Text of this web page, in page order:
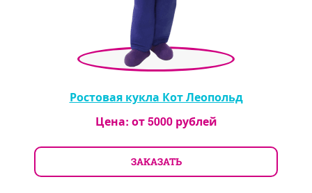
Ростовая кукла Кот Леопольд
Цена: от5000рублей
ЗАКАЗАТЬ